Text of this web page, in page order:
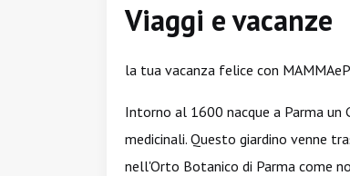
Viaggi e vacanze
la tua vacanza felice con
Intorno al 1600 nacque a Parma un
medicinali. Questo giardino venne
nell'Orto Botanico di Parma come